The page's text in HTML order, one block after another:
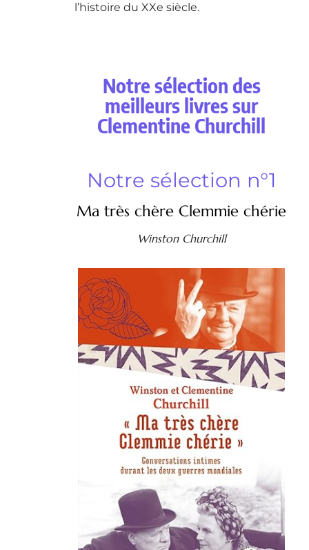
l’histoire du XXe siècle.
Notre sélection des
meilleurs livres sur
Clementine Churchill
Notre sélection n°1
Ma très chère Clemmie chérie
Winston Churchill